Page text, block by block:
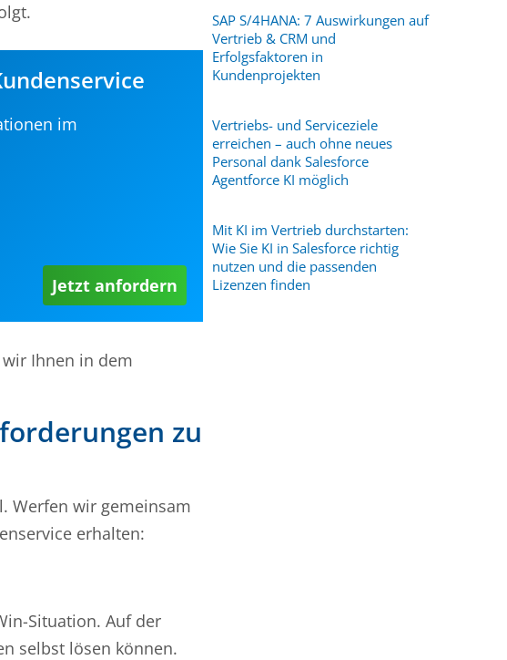
im
Jetzt anfordern
Ihnen in dem
zu
Werfen wir gemeinsam
erhalten:
Situation. Auf der
selbst lösen können.
SAP S/4HANA: 7 Auswirkungen auf
Vertrieb & CRM und
Erfolgsfaktoren in
Kundenprojekten
Vertriebs- und Serviceziele
erreichen – auch ohne neues
Personal dank Salesforce
Agentforce KI möglich
Mit KI im Vertrieb durchstarten:
Wie Sie KI in Salesforce richtig
nutzen und die passenden
Lizenzen finden